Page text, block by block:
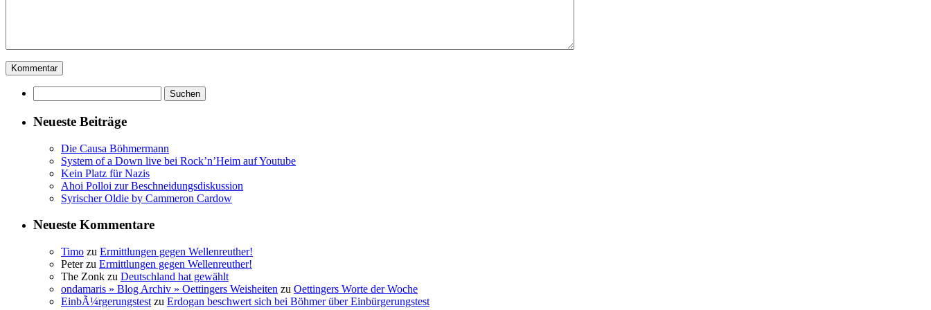
nach:
Neueste Beiträge
Die Causa Böhmermann
System of a Down live bei Rock’n’Heim auf Youtube
Kein Platz für Nazis
Ahoi Polloi zur Beschneidungsdiskussion
Syrischer Oldie by Cammeron Cardow
Neueste Kommentare
Timo zu Ermittlungen gegen Wellenreuther!
Peterzu Ermittlungen gegen Wellenreuther!
The Zonk zu Deutschland hat gewählt
ondamaris » Blog Archiv » Oettingers Weisheiten zu Oettingers Worte der Woche
EinbÃ¼rgerungstest zu Erdogan beschwert sich bei Böhmer über Einbürgerungstest